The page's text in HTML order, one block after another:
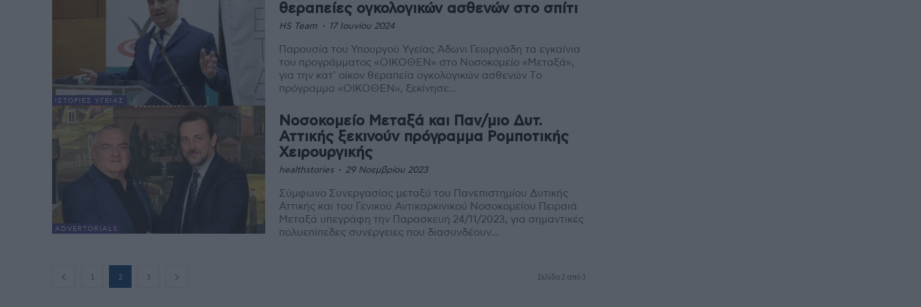
ΙΣΤΟΡΊΕΣ ΥΓΕΊΑΣ
θεραπείες ογκολογικών ασθενών στο σπίτι
HS Team - 17 Ιουνίου 2024
Παρουσία του Υπουργού Υγείας Άδωνι Γεωργιάδη τα εγκαίνια
του προγράμματος «ΟΙΚΟΘΕΝ» στο Νοσοκομείο «Μεταξά»,
για την κατ’ οίκον θεραπεία ογκολογικών ασθενών Tο
πρόγραμμα «ΟΙΚΟΘΕΝ», ξεκίνησε...
ADVERTORIALS
Νοσοκομείο Μεταξά και Παν/μιο Δυτ.
Αττικής ξεκινούν πρόγραμμα Ρομποτικής
Χειρουργικής
healthstories - 29 Νοεμβρίου 2023
Σύμφωνο Συνεργασίας μεταξύ του Πανεπιστημίου Δυτικής
Αττικής και του Γενικού Αντικαρκινικού Νοσοκομείου Πειραιά
Μεταξά υπεγράφη την Παρασκευή 24/11/2023, για σημαντικές
πολυεπίπεδες συνέργειες που διασυνδέουν...
1 2 3 Σελίδα 2 από 3